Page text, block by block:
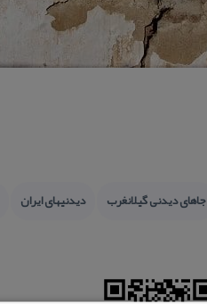
جاهای دیدنی گیلانغرب دیدنیهای ایران